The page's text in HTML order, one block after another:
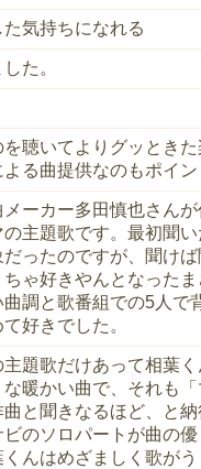
気持ちになれる
た。
聴いてよりグッとき
る曲提供なのもポイン
ーカー多田慎也さんが
主題歌です。最初聞
ったのですが、聞け
ゃ好きやんとなったま
調と歌番組での5人で
好きでした。
題歌だけあって相葉く
暖かい曲で、それも「
と聞きなるほど、と
のソロパートが曲の優
んはめざましく歌が